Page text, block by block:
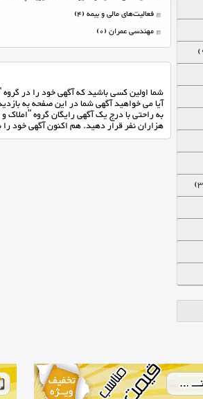
فعالیت‌های مالی و بیمه (4)
مهندسی عمران (0)
شما اولین کسی باشید که آگهی خود را در
آیا می خواهید آگهی شما در این صفحه به
به راحتی با درج یک آگهی رایگان گروه
هزاران نفر قرار دهید. هم اکنون آگهی خود